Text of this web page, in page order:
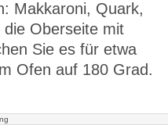
Makkaroni, Quark,
Oberseite mit
Sie es für etwa
Ofen auf 180 Grad.